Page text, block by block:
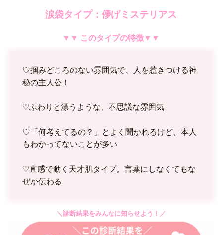
涙袋タイプ：儚げミステリアス
▼▼ このタイプの特徴▼▼
♡掴みどころのない雰囲気で、人を惹きつける神
秘の主人公！
♡ふわりと漂うような、不思議な雰囲気
♡「何考えてるの？」とよく聞かれるけど、本人
もわかってないことが多い
♡直感で動く天才肌タイプ。言葉にしなくてもな
ぜか伝わる
＼診断結果をみんなに知らせよう！／